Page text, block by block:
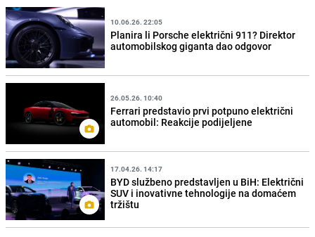
10.06.26. 22:05
Planira li Porsche električni 911? Direktor
automobilskog giganta dao odgovor
26.05.26. 10:40
Ferrari predstavio prvi potpuno električni
automobil: Reakcije podijeljene
17.04.26. 14:17
BYD službeno predstavljen u BiH: Električni
SUV i inovativne tehnologije na domaćem
tržištu